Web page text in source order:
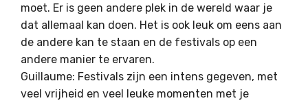
moet. Er is geen andere plek in de wereld waar je
dat allemaal kan doen. Het is ook leuk om eens aan
de andere kan te staan en de festivals op een
andere manier te ervaren.
Guillaume: Festivals zijn een intens gegeven, met
veel vrijheid en veel leuke momenten met je